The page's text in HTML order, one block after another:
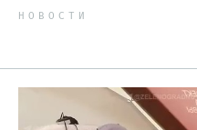
НОВОСТИ